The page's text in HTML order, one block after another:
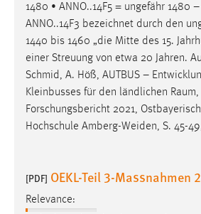
1480 • ANNO..14F5 = ungefähr 1480
ANNO..14F3 bezeichnet durch den
1440 bis 1460 „die Mitte des 15.
einer Streuung von etwa 20 Jahren.
Schmid, A. Höß, AUTBUS –
Kleinbusses für den ländlichen Raum
Forschungsbericht 2021,
Hochschule Amberg-Weiden, S. 45-
[PDF] OEKL-Teil 3-Massnahmen
Relevance: